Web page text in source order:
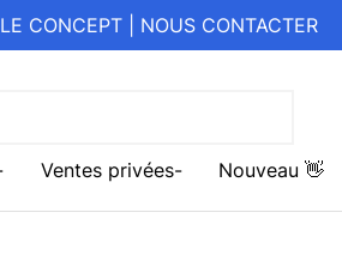
LE CONCEPT NOUS CONTACTER
Ventes privées Nouveau 👋